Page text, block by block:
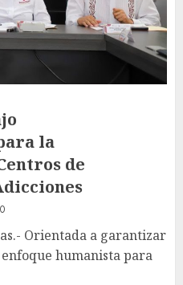
la
de
0
Orientada a garantizar
humanista para